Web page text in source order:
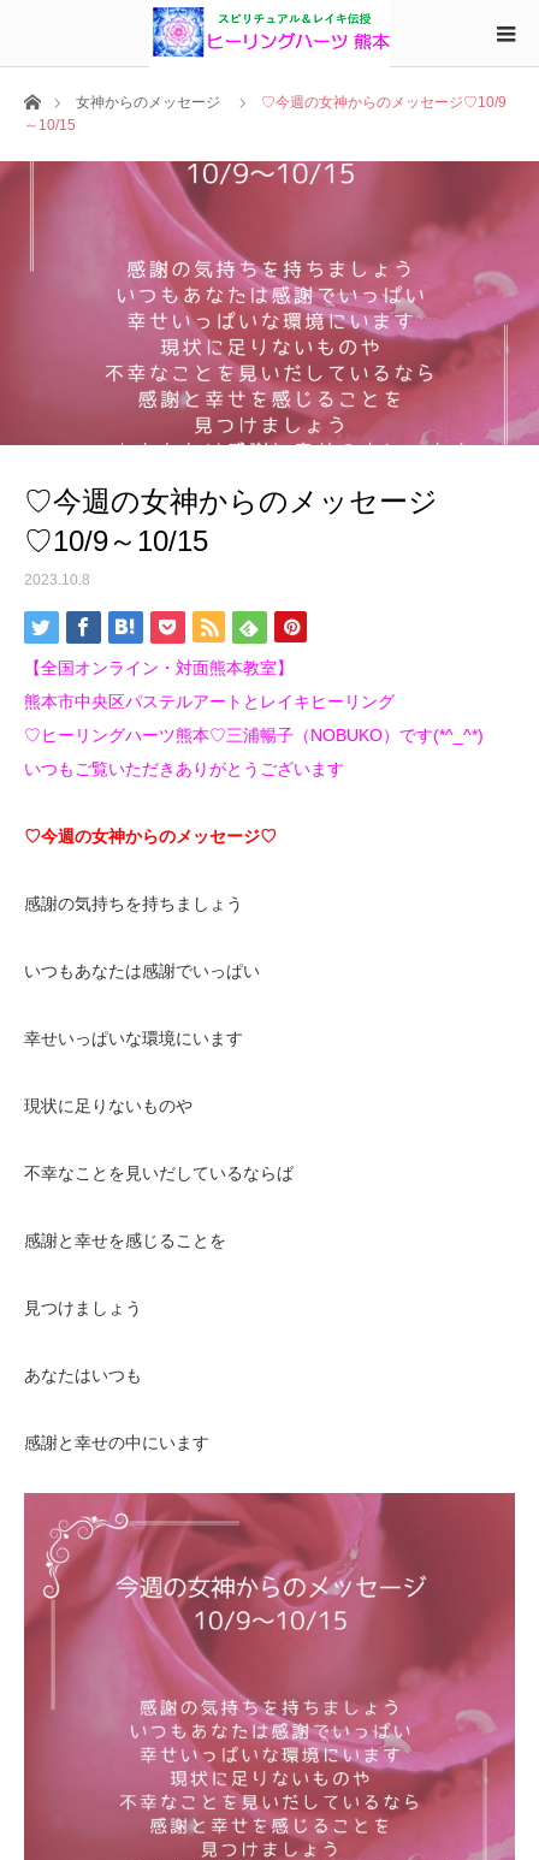
ホーム女神からのメッセージ
♡今週の女神からのメッセージ♡10/9
～10/15
♡今週の女神からのメッセージ
♡10/9～10/15
2023.10.8
【全国オンライン・対面熊本教室】
熊本市中央区パステルアートとレイキヒーリング
♡ヒーリングハーツ熊本♡三浦暢子（NOBUKO）です(*^_^*)
いつもご覧いただきありがとうございます
♡今週の女神からのメッセージ♡
感謝の気持ちを持ちましょう
いつもあなたは感謝でいっぱい
幸せいっぱいな環境にいます
現状に足りないものや
不幸なことを見いだしているならば
感謝と幸せを感じることを
見つけましょう
あなたはいつも
感謝と幸せの中にいます